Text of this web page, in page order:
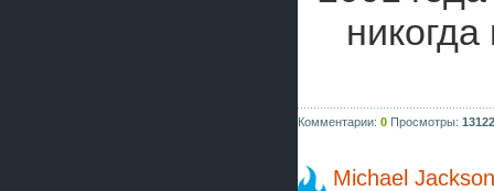
Комментарии: 0 Просмотры: 13122
Michael